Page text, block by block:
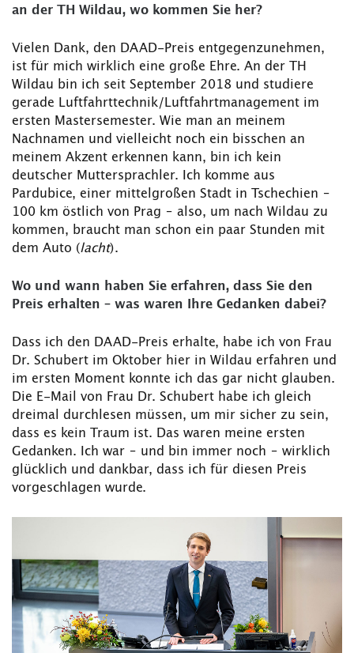
an der TH Wildau, wo kommen Sie her?
Vielen Dank, den DAAD-Preis entgegenzunehmen,
ist für mich wirklich eine große Ehre. An der TH
Wildau bin ich seit September 2018 und studiere
gerade Luftfahrttechnik/Luftfahrtmanagement im
ersten Mastersemester. Wie man an meinem
Nachnamen und vielleicht noch ein bisschen an
meinem Akzent erkennen kann, bin ich kein
deutscher Muttersprachler. Ich komme aus
Pardubice, einer mittelgroßen Stadt in Tschechien –
100 km östlich von Prag – also, um nach Wildau zu
kommen, braucht man schon ein paar Stunden mit
dem Auto (lacht).
Wo und wann haben Sie erfahren, dass Sie den
Preis erhalten – was waren Ihre Gedanken dabei?
Dass ich den DAAD-Preis erhalte, habe ich von Frau
Dr. Schubert im Oktober hier in Wildau erfahren und
im ersten Moment konnte ich das gar nicht glauben.
Die E-Mail von Frau Dr. Schubert habe ich gleich
dreimal durchlesen müssen, um mir sicher zu sein,
dass es kein Traum ist. Das waren meine ersten
Gedanken. Ich war – und bin immer noch – wirklich
glücklich und dankbar, dass ich für diesen Preis
vorgeschlagen wurde.